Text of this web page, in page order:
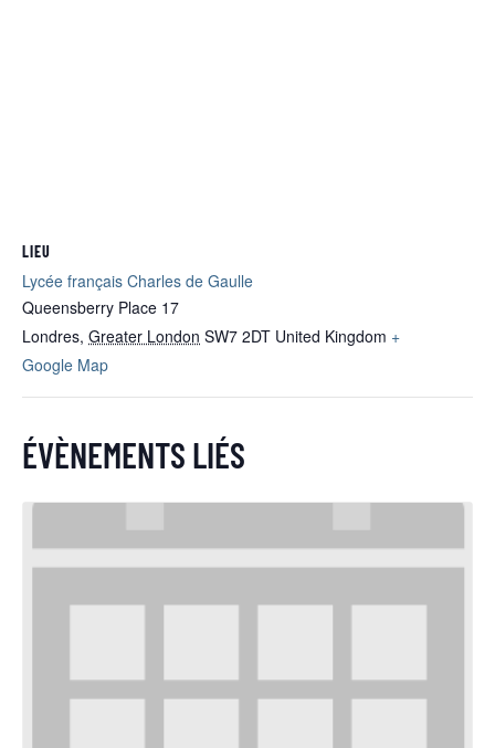
LIEU
Lycée français Charles de Gaulle
Queensberry Place 17
Londres, Greater London SW7 2DT United Kingdom +
Google Map
ÉVÈNEMENTS LIÉS